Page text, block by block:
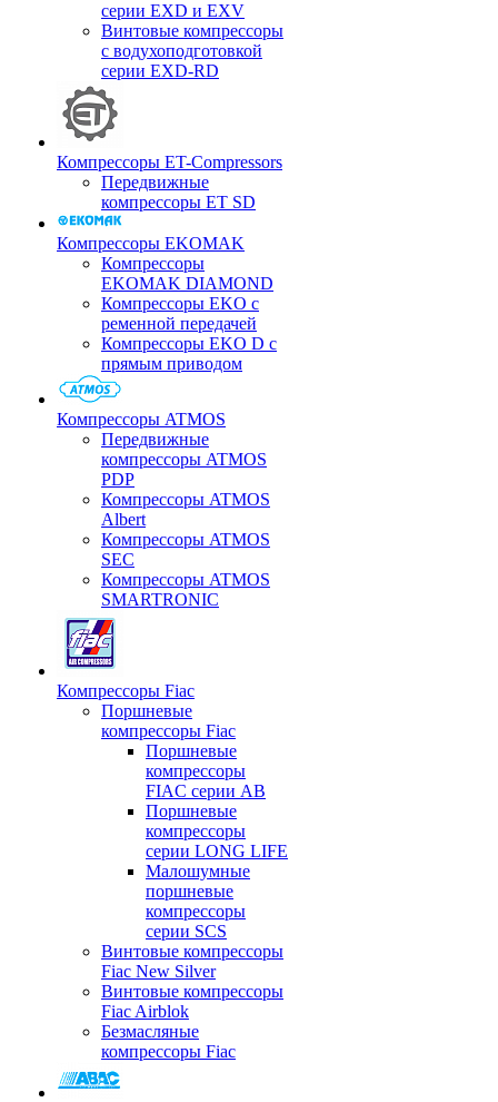
серии EXD и EXV
Винтовые компрессоры
с водухоподготовкой
серии EXD-RD
Компрессоры ET-Compressors
Передвижные
компрессоры ET SD
Компрессоры EKOMAK
Компрессоры
EKOMAK DIAMOND
Компрессоры EKO c
ременной передачей
Компрессоры EKO D с
прямым приводом
Компрессоры ATMOS
Передвижные
компрессоры ATMOS
PDP
Компрессоры ATMOS
Albert
Компрессоры ATMOS
SEC
Компрессоры ATMOS
SMARTRONIC
Компрессоры Fiac
Поршневые
компрессоры Fiac
Поршневые
компрессоры
FIAC серии AB
Поршневые
компрессоры
серии LONG LIFE
Малошумные
поршневые
компрессоры
серии SCS
Винтовые компрессоры
Fiac New Silver
Винтовые компрессоры
Fiac Airblok
Безмасляные
компрессоры Fiac